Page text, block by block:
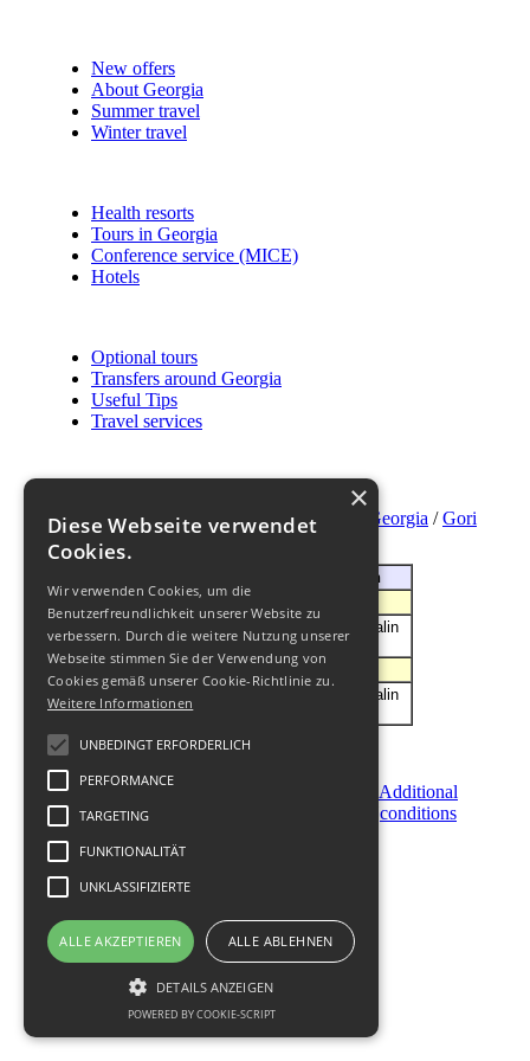
New offers
About Georgia
Summer travel
Winter travel
Health resorts
Tours in Georgia
Conference service (MICE)
Hotels
Optional tours
Transfers around Georgia
Useful Tips
Travel services
Hotels in Gori Hotels / Hotels in Georgia /Gori
Location
Royal House
near the Stalin
Museum
Category3*
Apartment Mariana
near the Stalin
Order
Now
Additional
conditions
×
Diese Webseite verwendet
Cookies.
Wir verwenden Cookies, um die
Benutzerfreundlichkeit unserer Website zu
verbessern. Durch die weitere Nutzung unserer
Webseite stimmen Sie der Verwendung von
Cookies gemäß unserer Cookie-Richtlinie zu.
Weitere Informationen
UNBEDINGT ERFORDERLICH
PERFORMANCE
TARGETING
FUNKTIONALITÄT
UNKLASSIFIZIERTE
ALLE AKZEPTIEREN ALLE ABLEHNEN
DETAILS ANZEIGEN
POWERED BY COOKIE-SCRIPT